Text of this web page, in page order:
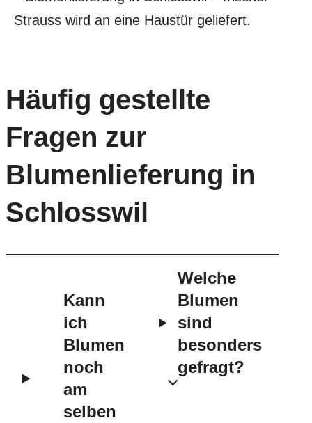
Häufig gestellte
Fragen zur
Blumenlieferung in
Schlosswil
Kann
ich
Blumen
noch
am
selben
Welche
Blumen
sind
besonders
gefragt?